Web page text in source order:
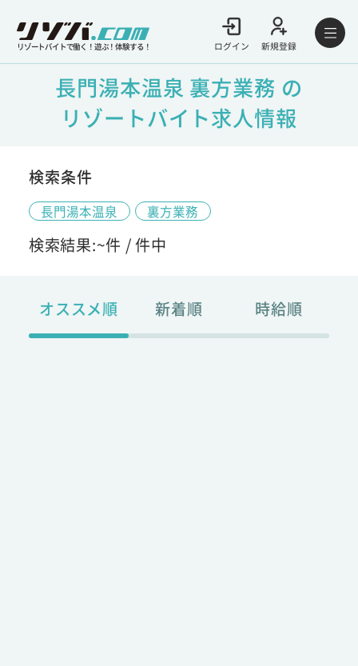
リゾートバイトで働く！遊ぶ！体験する！ ログイン 新規登録
長門湯本温泉 裏方業務 の
リゾートバイト求人情報
検索条件
長門湯本温泉 裏方業務
検索結果:~件 /件中
オススメ順 新着順 時給順